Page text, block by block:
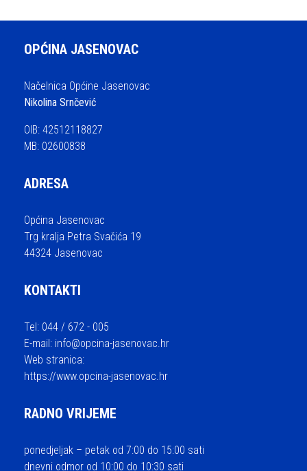
OPĆINA JASENOVAC
Načelnica Općine Jasenovac
Nikolina Srnčević
OIB: 42512118827
MB: 02600838
ADRESA
Općina Jasenovac
Trg kralja Petra Svačića 19
44324 Jasenovac
KONTAKTI
Tel: 044 / 672 - 005
E-mail: info@opcina-jasenovac.hr
Web stranica:
https://www.opcina-jasenovac.hr
RADNO VRIJEME
ponedjeljak – petak od 7:00 do 15:00 sati
dnevni odmor od 10:00 do 10:30 sati